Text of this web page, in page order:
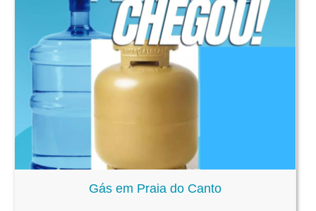
Gás em Praia do Canto